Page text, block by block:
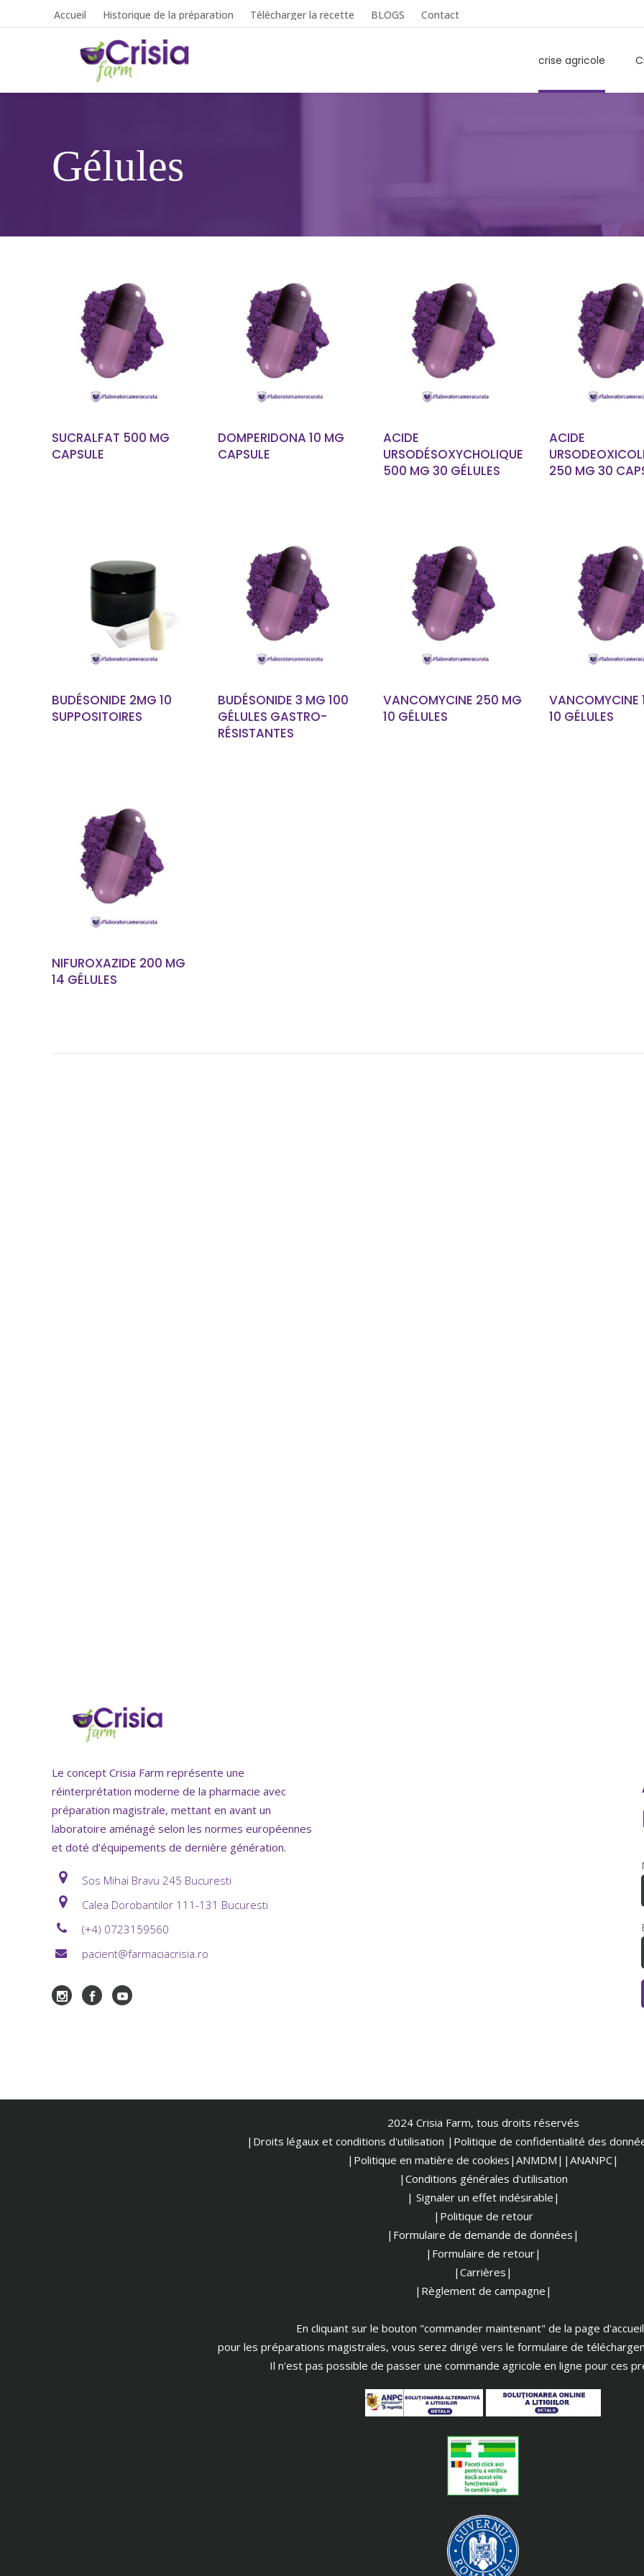
Accueil Historique de la préparation Télécharger la recette BLOGS Contact
crise agricole
Gélules
EN SAVOIR PLUS
SUCRALFAT 500 MG
CAPSULE
EN SAVOIR PLUS
DOMPERIDONA 10 MG
CAPSULE
EN SAVOIR PLUS
ACIDE
URSODÉSOXYCHOLIQUE
500 MG 30 GÉLULES
EN SAVOIR
ACIDE
250 MG 30
EN SAVOIR PLUS
BUDÉSONIDE 2MG 10
SUPPOSITOIRES
EN SAVOIR PLUS
BUDÉSONIDE 3 MG 100
GÉLULES GASTRO-
RÉSISTANTES
EN SAVOIR PLUS
VANCOMYCINE 250 MG
10 GÉLULES
EN SAVOIR
VANCOMYCINE
10 GÉLULES
EN SAVOIR PLUS
NIFUROXAZIDE 200 MG
14 GÉLULES
Le concept Crisia Farm représente une
réinterprétation moderne de la pharmacie avec
préparation magistrale, mettant en avant un
laboratoire aménagé selon les normes européennes
et doté d’équipements de dernière génération.
Sos Mihai Bravu 245 Bucuresti
Calea Dorobantilor 111-131 Bucuresti
(+4) 0723159560
pacient@farmaciacrisia.ro
2024 Crisia Farm, tous droits réservés
|Droits légaux et conditions d'utilisation | Politique de confidentialité des
|Politique en matière de cookies |ANMDM| |ANANPC|
|Conditions générales d'utilisation
| Signaler un effet indésirable|
|Politique de retour
|Formulaire de demande de données|
|Formulaire de retour|
|Carrières|
|Règlement de campagne|
En cliquant sur le bouton "commander maintenant" de la page
pour les préparations magistrales, vous serez dirigé vers le formulaire de
Il n'est pas possible de passer une commande agricole en ligne pour ces